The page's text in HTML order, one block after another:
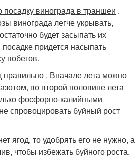
посадку винограда в траншеи .
винограда легче укрывать,
будет засыпать их
придется насыпать
побегов.
правильно . Вначале лета можно
во второй половине лета
фосфорно-калийными
спровоцировать буйный рост
ягод, то удобрять его не нужно, а
чтобы избежать буйного роста.